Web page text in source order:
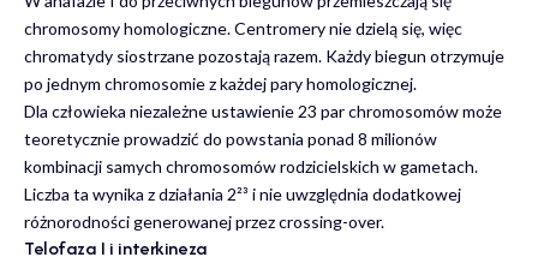
chromosomy homologiczne. Centromery nie dzielą się, więc
chromatydy siostrzane pozostają razem. Każdy biegun otrzymuje
po jednym chromosomie z każdej pary homologicznej.
Dla człowieka niezależne ustawienie 23 par chromosomów może
teoretycznie prowadzić do powstania ponad 8 milionów
kombinacji samych chromosomów rodzicielskich w gametach.
Liczba ta wynika z działania 2²³ i nie uwzględnia dodatkowej
różnorodności generowanej przez crossing-over.
Telofaza I i interkineza